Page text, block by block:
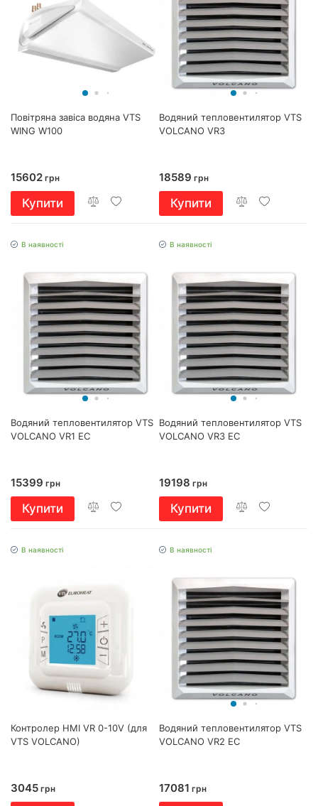
Повітряна завіса водяна VTS
WING W100
15602 грн
Купити
Водяний тепловентилятор VTS
VOLCANO VR3
18589 грн
Купити
В наявності
Водяний тепловентилятор VTS
VOLCANO VR1 EC
15399 грн
Купити
В наявності
Водяний тепловентилятор VTS
VOLCANO VR3 EC
19198 грн
Купити
В наявності
Контролер HMI VR 0-10V (для
VTS VOLCANO)
3045 грн
В наявності
Водяний тепловентилятор VTS
VOLCANO VR2 EC
17081 грн